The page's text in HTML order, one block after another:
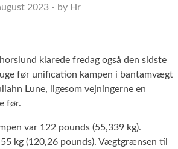
2023 - by Hr
klarede fredag også den sidste
før unification kampen i bantamvægt
Lune, ligesom vejningerne en
før.
var 122 pounds (55,339 kg).
kg (120,26 pounds). Vægtgrænsen til